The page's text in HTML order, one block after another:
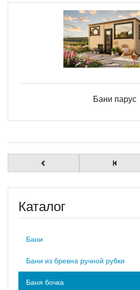
Бани парус
Каталог
Бани
Бани из бревна ручной рубки
Баня бочка